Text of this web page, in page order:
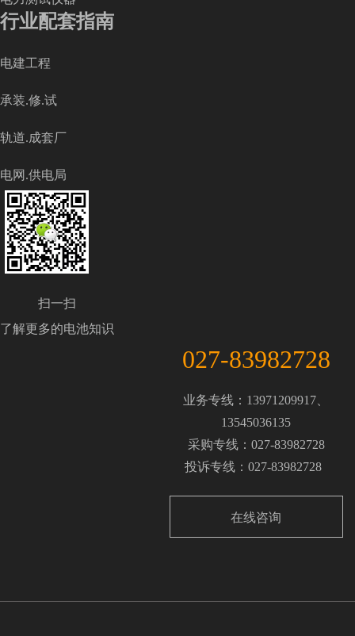
行业配套指南
电建工程
承装.修.试
轨道.成套厂
电网.供电局
扫一扫
了解更多的电池知识
027-83982728
业务专线：13971209917、
13545036135
采购专线：027-83982728
投诉专线：027-83982728
在线咨询